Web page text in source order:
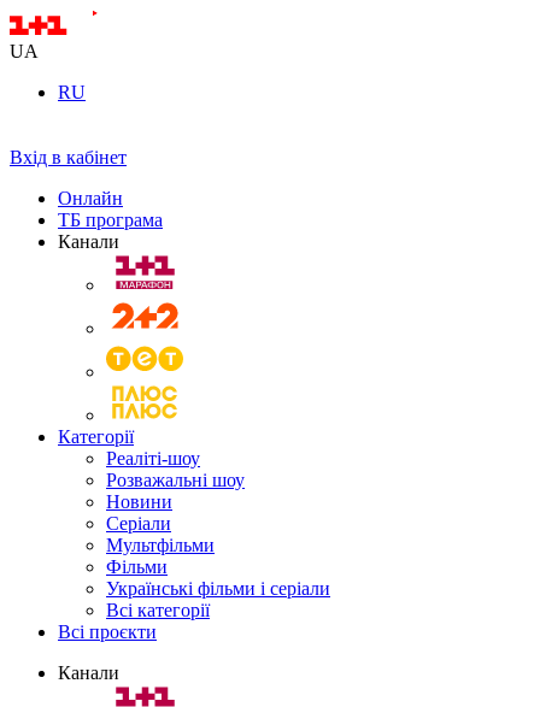
UA
RU
Вхід в кабінет
Онлайн
ТБ програма
Канали
Категорії
Реаліті-шоу
Розважальні шоу
Новини
Серіали
Мультфільми
Фільми
Українські фільми і серіали
Всі категорії
Всі проєкти
Канали